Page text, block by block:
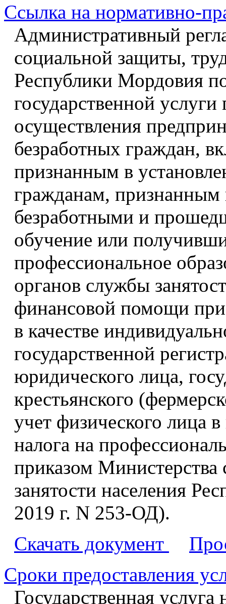
Ссылка на нормативно-
Административный
социальной защиты,
Республики Мордовия
государственной
осуществления
безработных граждан,
признанным в
гражданам, признанным
безработными и
обучение или
профессиональное
органов службы
финансовой помощи при
в качестве
государственной
юридического лица,
крестьянского
учет физического лица
налога на
приказом
занятости населения
2019 г. N 253-ОД).
Скачать документ
Сроки предоставления
Государственная